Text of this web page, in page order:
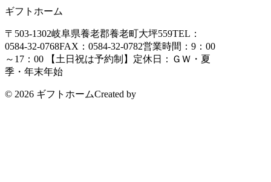
ギフトホーム
〒503-1302岐阜県養老郡養老町大坪559TEL：
0584-32-0768FAX：0584-32-0782営業時間：9：00
～17：00 【土日祝は予約制】 定休日：ＧＷ・夏
季・年末年始
© 2026 ギフトホームCreated by